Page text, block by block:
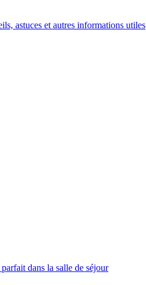
astuces et autres informations utiles
dans la salle de séjour